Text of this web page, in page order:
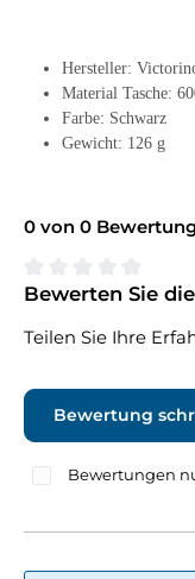
Hersteller:
Material Tasche:
Farbe: Schwarz
Gewicht: 126 g
0 von 0
Durchschnittliche
Bewerten Sie
Teilen Sie Ihre
Bewertung
Bewertungen